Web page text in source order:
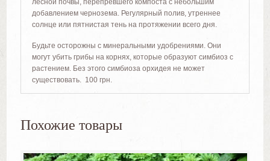
лесной почвы, перепревшего компоста с небольшим
добавлением чернозема. Регулярный полив, утреннее
солнце или пятнистая тень на протяжении всего дня.
Будьте осторожны с минеральными удобрениями. Они
могут убить грибы на корнях, которые образуют симбиоз с
растением. Без этого симбиоза орхидея не может
существовать. 100 грн.
Похожие товары